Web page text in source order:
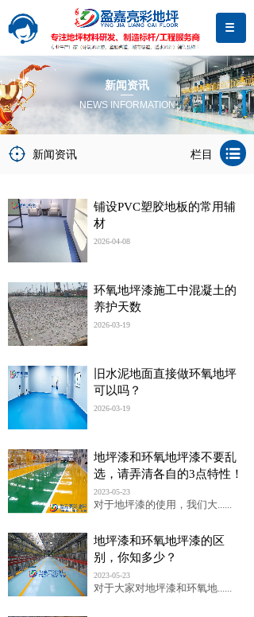
新闻资讯
NEWS INFORMATION
新闻资讯 栏目
铺设PVC塑胶地板的常用辅
材
2026-04-08
环氧地坪漆施工中混凝土的
养护天数
2026-03-19
旧水泥地面直接做环氧地坪
可以吗？
2026-03-19
地坪漆和环氧地坪漆不要乱
选，请弄清各自的3点特性！
2023-05-23
对于地坪漆的使用，我们大......
地坪漆和环氧地坪漆的区
别，你知多少？
2023-05-23
对于大家对地坪漆和环氧地......